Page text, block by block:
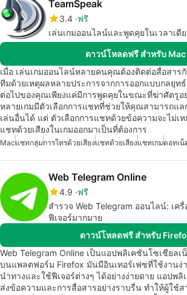
TeamSpeak
3.4 ฟรี
เล่นเกมออนไลน์และพูดคุยในเวลาเดี
ดาวน์โหลดฟรี สำหรับ Mac
เมื่อ เล่นเกมออนไลน์หลายคนคุณต้องติดต่อสื่อสาร
ทีมด้วยเหตุผลหลายประการจากการออกแบบกลยุท
ต่อไปของคุณเพียงแค่มีการพูดคุยในขณะที่ฆ่าศัตรูอ
หลายเกมมีตัวเลือกการแชทที่ช่วยให้คุณสามารถแ
เล่นอื่นได้ แต่ ตัวเลือกการแชทด้วยข้อความจะไม่เ
แชทด้วยเสียงในเกมออกมาเป็นที่ต้องการ
Macแชทกลุ่มการโทรด้วยเสียงแชทด้วยเสียงแชทเกมดอทเน็
Web Telegram Online
4.9 ฟรี
สำรวจ Web Telegram ออนไลน์: เค
ฟีเจอร์มากมาย
ดาวน์โหลดฟรี สำหรับ
Web Telegram Online เป็นแอปพลิเคชันโซเชียลเ
บนแพลตฟอร์ม Firefox มันมีอินเทอร์เฟซที่ใช้งานง่
นำทางและใช้ฟีเจอร์ต่างๆ ได้อย่างง่ายดาย แอปพ
ส่งข้อความและการสื่อสารอย่างราบรื่น ทำให้ผู้ใช้